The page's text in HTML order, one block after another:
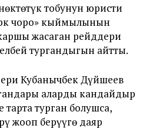
тобунун юристи
чоро» кыймылынын
жасаган рейддери
тургандыгын айтты.
Кубанычбек Дүйшеев
аларды кандайдыр
турган болушса,
жооп берүүгө даяр